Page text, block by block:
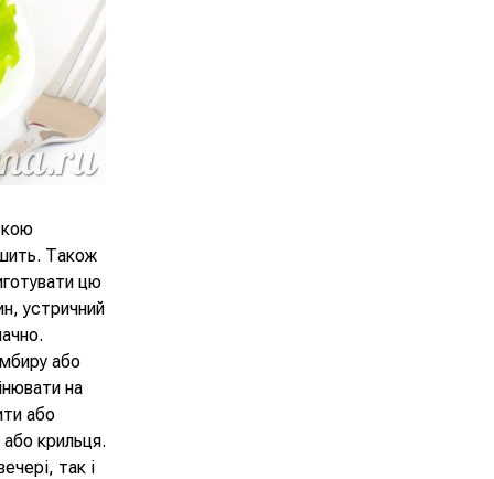
Також
цю
устричний
або
на
або
крильця.
так і